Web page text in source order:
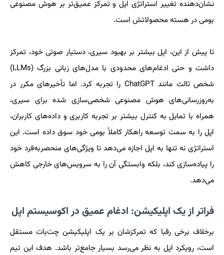
نشان‌دهنده تغییر استراتژی اپل و تمرکز عمیق‌تر بر هوش مصنوعی
بومی در هسته محصولاتش است.
تا پیش از این، اپل بیشتر بر بهبود سیری، دستیار صوتی خود، تمرکز
داشت و حتی ادغام‌های محدودی با مدل‌های زبانی بزرگ (LLMs)
شخص ثالث مانند ChatGPT را تجربه کرد. اما تأخیرهای مکرر در
به‌روزرسانی‌های هوش مصنوعی شخصی‌سازی شده برای سیری،
همراه با تمایل به کنترل بیشتر بر تجربه کاربری و داده‌های کاربران،
اپل را به سمت توسعه راهکار کاملاً بومی خود سوق داده است. این
استراتژی نه تنها به اپل اجازه می‌دهد تا ویژگی‌های منحصربه‌فرد خود
را پیاده‌سازی کند، بلکه وابستگی آن را به سرویس‌های خارجی کاهش
می‌دهد.
فراتر از یک اپلیکیشن: ادغام عمیق در اکوسیستم اپل
برخلاف برخی رقبا که تمرکزشان بر یک اپلیکیشن چت‌بات مستقل
است، رویکرد اپل به نظر می‌رسد بسیار جامع‌تر باشد. هدف این تیم